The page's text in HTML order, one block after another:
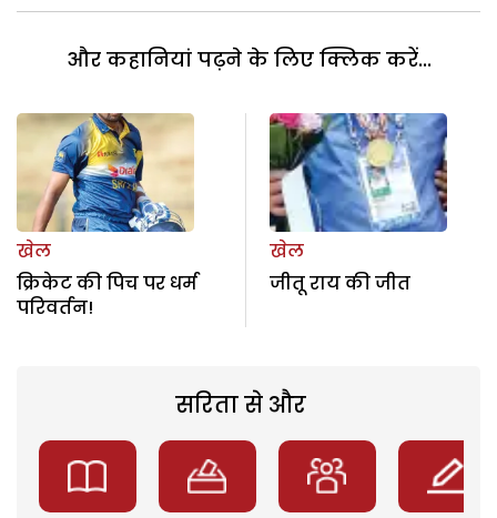
और कहानियां पढ़ने के लिए क्लिक करें...
खेल
क्रिकेट की पिच पर धर्म
परिवर्तन!
खेल
जीतू राय की जीत
सरिता से और